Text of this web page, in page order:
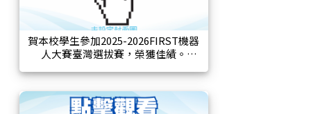
賀本校學生參加2025-2026FIRST機器
人大賽臺灣選拔賽，榮獲佳績。